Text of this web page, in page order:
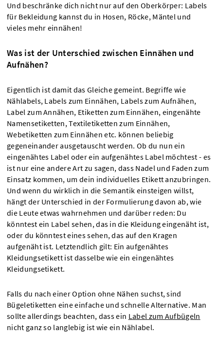
Und beschränke dich nicht nur auf den Oberkörper: Labels
für Bekleidung kannst du in Hosen, Röcke, Mäntel und
vieles mehr einnähen!
Was ist der Unterschied zwischen Einnähen und
Aufnähen?
Eigentlich ist damit das Gleiche gemeint. Begriffe wie
Nählabels, Labels zum Einnähen, Labels zum Aufnähen,
Label zum Annähen, Etiketten zum Einnähen, eingenähte
Namensetiketten, Textiletiketten zum Einnähen,
Webetiketten zum Einnähen etc. können beliebig
gegeneinander ausgetauscht werden. Ob du nun ein
eingenähtes Label oder ein aufgenähtes Label möchtest - es
ist nur eine andere Art zu sagen, dass Nadel und Faden zum
Einsatz kommen, um dein individuelles Etikett anzubringen.
Und wenn du wirklich in die Semantik einsteigen willst,
hängt der Unterschied in der Formulierung davon ab, wie
die Leute etwas wahrnehmen und darüber reden: Du
könntest ein Label sehen, das in die Kleidung eingenäht ist,
oder du könntest eines sehen, das auf den Kragen
aufgenäht ist. Letztendlich gilt: Ein aufgenähtes
Kleidungsetikett ist dasselbe wie ein eingenähtes
Kleidungsetikett.
Falls du nach einer Option ohne Nähen suchst, sind
Bügeletiketten eine einfache und schnelle Alternative. Man
sollte allerdings beachten, dass ein Label zum Aufbügeln
nicht ganz so langlebig ist wie ein Nählabel.